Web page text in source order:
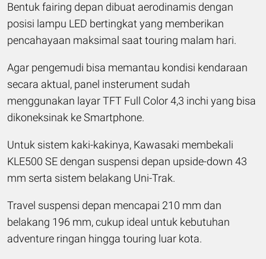
Bentuk fairing depan dibuat aerodinamis dengan
posisi lampu LED bertingkat yang memberikan
pencahayaan maksimal saat touring malam hari.
Agar pengemudi bisa memantau kondisi kendaraan
secara aktual, panel insterument sudah
menggunakan layar TFT Full Color 4,3 inchi yang bisa
dikoneksinak ke Smartphone.
Untuk sistem kaki-kakinya, Kawasaki membekali
KLE500 SE dengan suspensi depan upside-down 43
mm serta sistem belakang Uni-Trak.
Travel suspensi depan mencapai 210 mm dan
belakang 196 mm, cukup ideal untuk kebutuhan
adventure ringan hingga touring luar kota.